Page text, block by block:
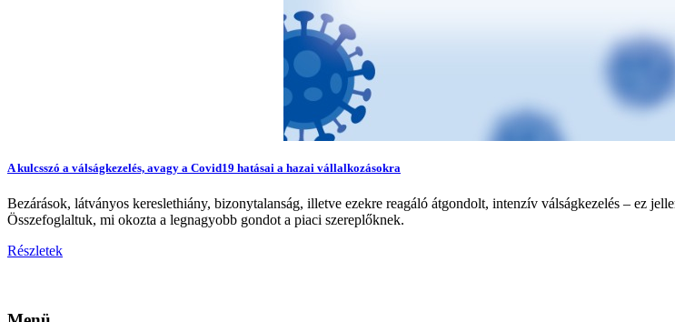
A kulcsszó a válságkezelés, avagy a Covid19 hatásai a hazai vállalkozásokra
Bezárások, látványos kereslethiány, bizonytalanság, illetve ezekre reagáló átgondolt, intenzív válságkezelés – ez
Összefoglaltuk, mi okozta a legnagyobb gondot a piaci szereplőknek.
Részletek